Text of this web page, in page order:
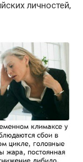
личностей,